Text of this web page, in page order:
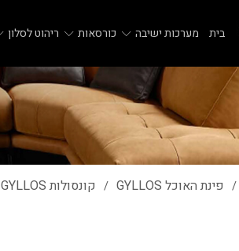
בית מערכות ישיבה כורסאות ריהוט לסלון
/ פינת האוכל GYLLOS / קונסולות GYLLOS